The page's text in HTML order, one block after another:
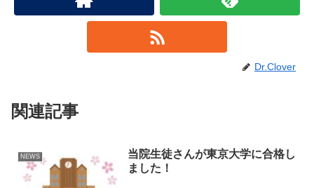
Dr.Clover
関連記事
NEWS
当院生徒さんが東京大学に合格し
ました！